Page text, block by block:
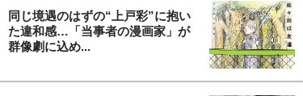
同じ境遇のはずの“上戸彩”に抱い
た違和感…「当事者の漫画家」が
群像劇に込め...